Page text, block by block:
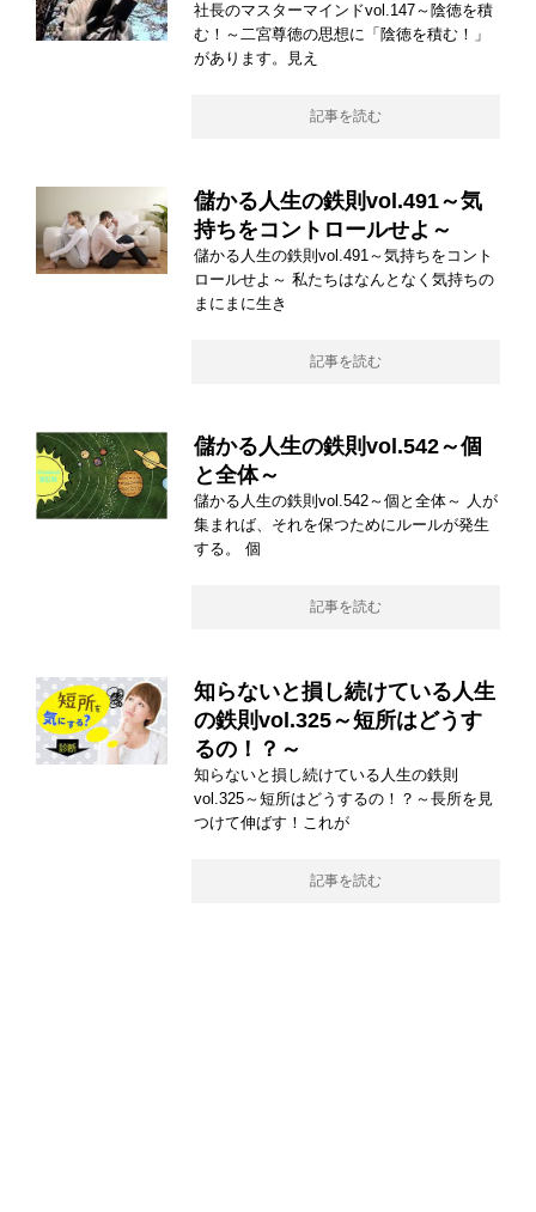
社長のマスターマインドvol.147～陰徳を積
む！～二宮尊徳の思想に「陰徳を積む！」
があります。見え
記事を読む
儲かる人生の鉄則vol.491～気
持ちをコントロールせよ～
儲かる人生の鉄則vol.491～気持ちをコント
ロールせよ～ 私たちはなんとなく気持ちの
まにまに生き
記事を読む
儲かる人生の鉄則vol.542～個
と全体～
儲かる人生の鉄則vol.542～個と全体～ 人が
集まれば、それを保つためにルールが発生
する。 個
記事を読む
知らないと損し続けている人生
の鉄則vol.325～短所はどうす
るの！？～
知らないと損し続けている人生の鉄則
vol.325～短所はどうするの！？～長所を見
つけて伸ばす！これが
記事を読む